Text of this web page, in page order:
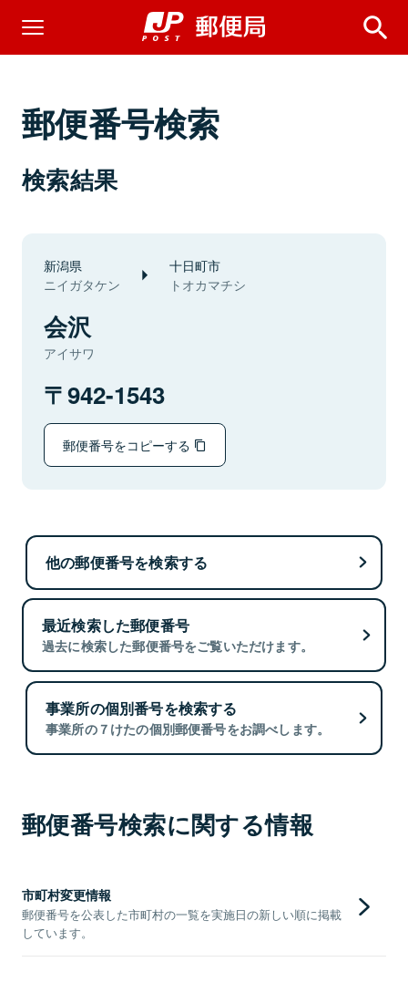
郵便番号検索
検索結果
新潟県
ニイガタケン
十日町市
トオカマチシ
会沢
アイサワ
942-1543
郵便番号をコピーする
他の郵便番号を検索する
最近検索した郵便番号
過去に検索した郵便番号をご覧いただけます。
事業所の個別番号を検索する
事業所の７けたの個別郵便番号をお調べします。
郵便番号検索に関する情報
市町村変更情報
郵便番号を公表した市町村の一覧を実施日の新しい順に掲載
しています。